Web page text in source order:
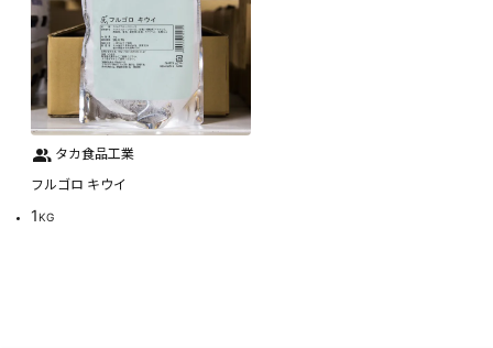
タカ食品工業
フルゴロ キウイ
1KG